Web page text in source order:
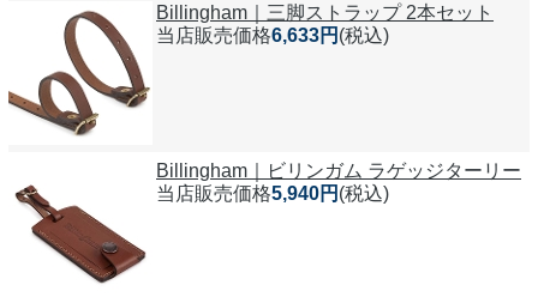
Billingham｜三脚ストラップ 2本セット
当店販売価格6,633円 (税込)
Billingham｜ビリンガム ラゲッジターリー
当店販売価格5,940円 (税込)